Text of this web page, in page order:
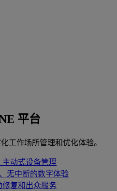
平台
工作场所管理和优化体验。
主动式设备管理
无中断的数字体验
修复和出众服务